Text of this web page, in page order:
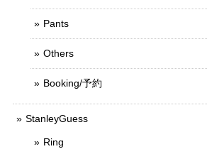
Pants
Others
Booking/予約
StanleyGuess
Ring